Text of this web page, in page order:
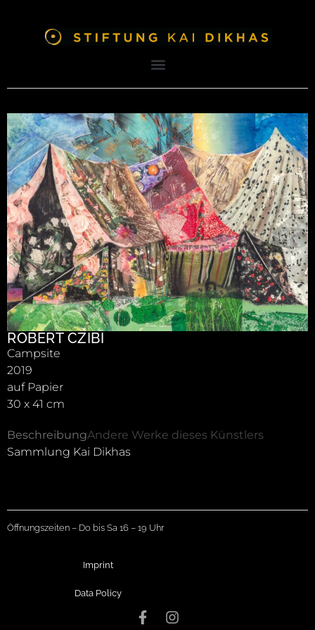
ROBERT CZIBI
Campsite
2019
auf Papier
30 x 41 cm
BeschreibungAndere Werke dieses Künstlers
Sammlung Kai Dikhas
Öffnungszeiten – Do bis Sa 16 – 19 Uhr
Imprint
Data Policy